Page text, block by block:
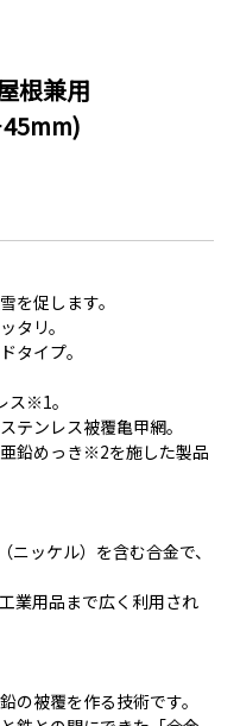
根兼用
を促します。
タリ。
タイプ。
ス※1。
テンレス被覆亀甲網。
鉛めっき※2を施した製品
ッケル）を含む合金で、
業用品まで広く利用され
の被覆を作る技術です。